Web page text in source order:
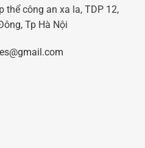
thể công an xa la, TDP 12,
Tp Hà Nội